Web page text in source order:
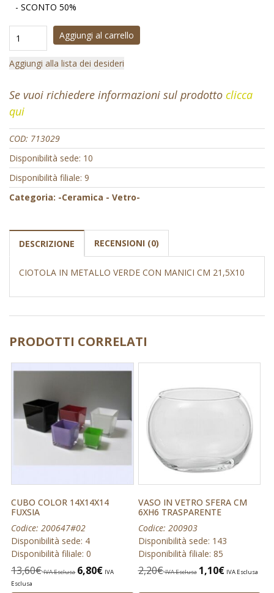
- SCONTO 50%
Aggiungi al carrello
Aggiungi alla lista dei desideri
Se vuoi richiedere informazioni sul prodotto clicca
qui
COD: 713029
Disponibilità sede: 10
Disponibilità filiale: 9
Categoria: -Ceramica - Vetro-
DESCRIZIONE RECENSIONI (0)
CIOTOLA IN METALLO VERDE CON MANICI CM 21,5X10
PRODOTTI CORRELATI
CUBO COLOR 14X14X14
FUXSIA
Codice: 200647#02
Disponibilità sede: 4
Disponibilità filiale: 0
13,60€ IVA Esclusa 6,80€ IVA
Esclusa
VASO IN VETRO SFERA CM
6XH6 TRASPARENTE
Codice: 200903
Disponibilità sede: 143
Disponibilità filiale: 85
2,20€ IVA Esclusa 1,10€ IVA Esclusa